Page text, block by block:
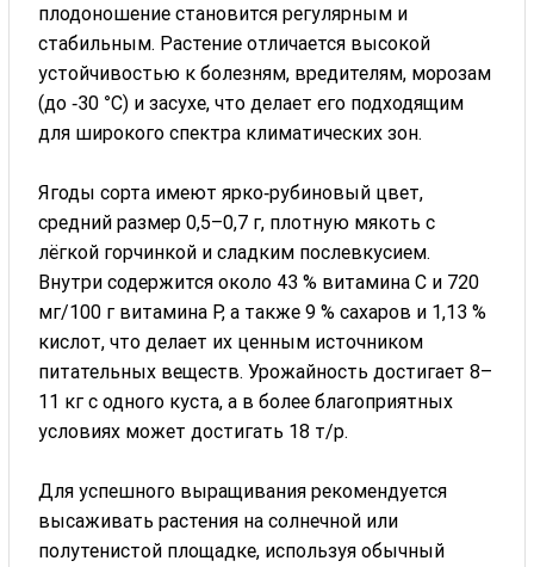
плодоношение становится регулярным и
стабильным. Растение отличается высокой
устойчивостью к болезням, вредителям, морозам
(до ‑30 °C) и засухе, что делает его подходящим
для широкого спектра климатических зон.
Ягоды сорта имеют ярко‑рубиновый цвет,
средний размер 0,5–0,7 г, плотную мякоть с
лёгкой горчинкой и сладким послевкусием.
Внутри содержится около 43 % витамина C и 720
мг/100 г витамина P, а также 9 % сахаров и 1,13 %
кислот, что делает их ценным источником
питательных веществ. Урожайность достигает 8–
11 кг с одного куста, а в более благоприятных
условиях может достигать 18 т/р.
Для успешного выращивания рекомендуется
высаживать растения на солнечной или
полутенистой площадке, используя обычный